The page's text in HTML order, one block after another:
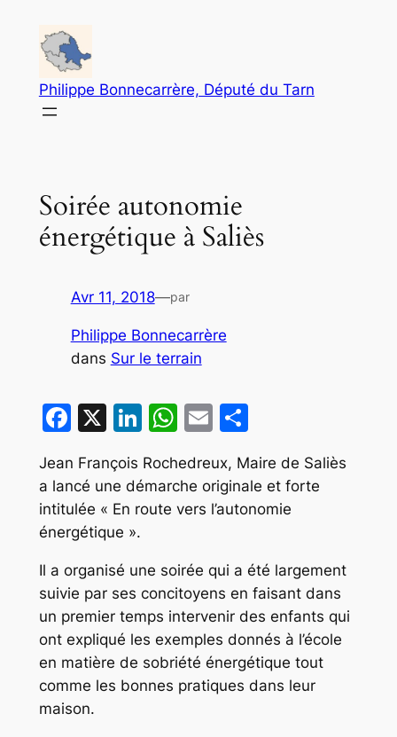
contenu
Philippe Bonnecarrère, Député du Tarn
Soirée autonomie
énergétique à Saliès
Avr 11, 2018—par
Philippe Bonnecarrère
dans Sur le terrain
Facebook
X LinkedIn
WhatsApp
EmailPartager
Jean François Rochedreux, Maire de Saliès
a lancé une démarche originale et forte
intitulée « En route vers l’autonomie
énergétique ».
Il a organisé une soirée qui a été largement
suivie par ses concitoyens en faisant dans
un premier temps intervenir des enfants qui
ont expliqué les exemples donnés à l’école
en matière de sobriété énergétique tout
comme les bonnes pratiques dans leur
maison.